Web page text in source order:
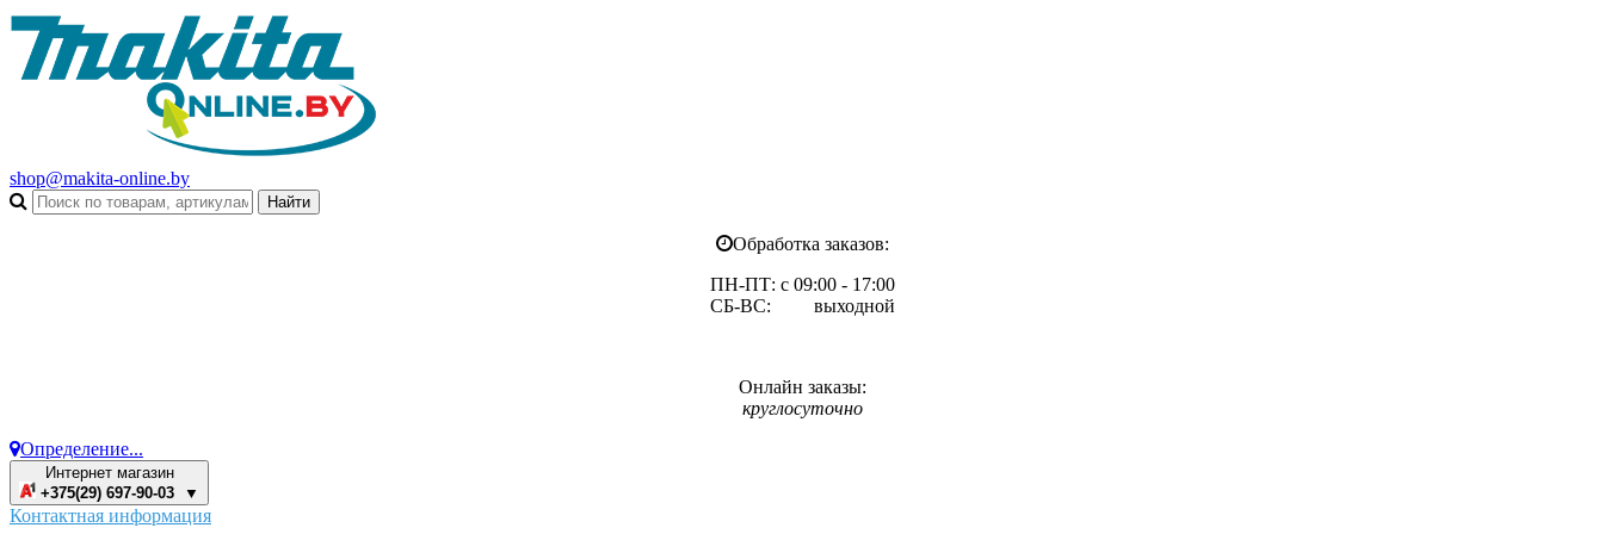
shop@makita-online.by
Обработка заказов:
ПН-ПТ: с 09:00 - 17:00
СБ-ВС: выходной
Онлайн заказы:
круглосуточно
Определение...
Интернет магазин
+375(29) 697-90-03 ▼
Контактная информация